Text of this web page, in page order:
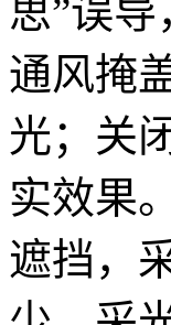
思”误
通风掩
光；关
实效果
遮挡，